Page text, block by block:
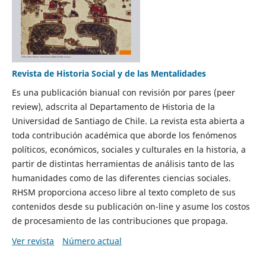
Revista de Historia Social y de las Mentalidades
Es una publicación bianual con revisión por pares (peer
review), adscrita al Departamento de Historia de la
Universidad de Santiago de Chile. La revista esta abierta a
toda contribución académica que aborde los fenómenos
políticos, económicos, sociales y culturales en la historia, a
partir de distintas herramientas de análisis tanto de las
humanidades como de las diferentes ciencias sociales.
RHSM proporciona acceso libre al texto completo de sus
contenidos desde su publicación on-line y asume los costos
de procesamiento de las contribuciones que propaga.
Ver revista
Número actual